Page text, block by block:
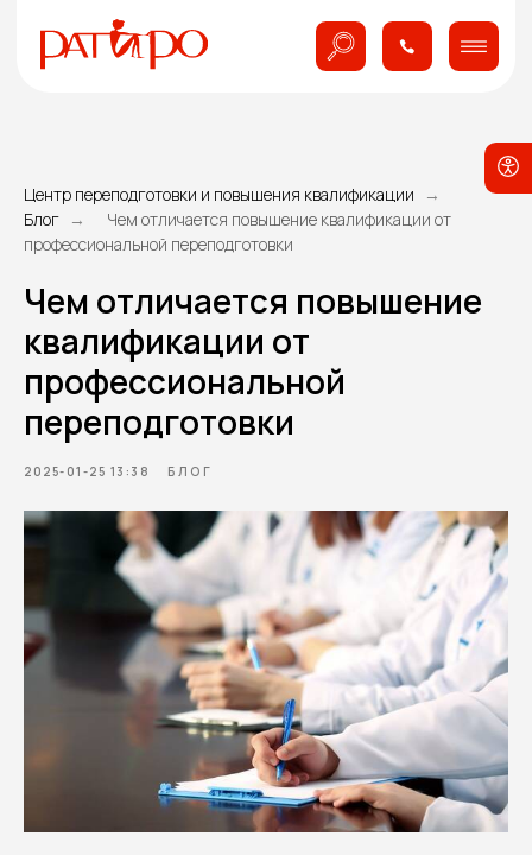
Центр переподготовки и повышения квалификации
Блог
Чем отличается повышение квалификации от
профессиональной переподготовки
Чем отличается повышение
квалификации от
профессиональной
переподготовки
2025-01-25 13:38 БЛОГ